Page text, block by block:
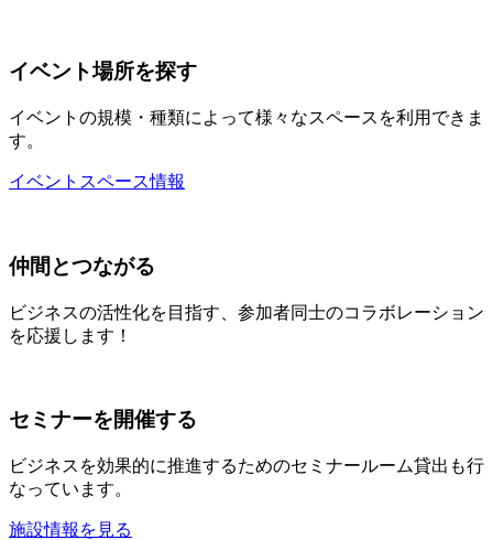
イベント場所を探す
イベントの規模・種類によって様々なスペースを利用できま
す。
イベントスペース情報
仲間とつながる
ビジネスの活性化を目指す、参加者同士のコラボレーション
を応援します！
セミナーを開催する
ビジネスを効果的に推進するためのセミナールーム貸出も行
なっています。
施設情報を見る